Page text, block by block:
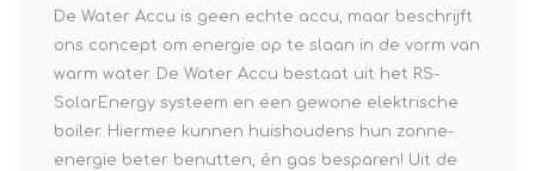
De Water Accu is geen echte accu, maar beschrijft
ons concept om energie op te slaan in de vorm van
warm water. De Water Accu bestaat uit het RS-
SolarEnergy systeem en een gewone elektrische
boiler. Hiermee kunnen huishoudens hun zonne-
energie beter benutten, én gas besparen! Uit de